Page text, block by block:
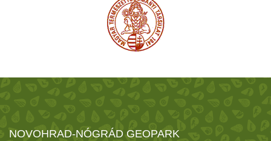
NOVOHRAD-NÓGRÁD GEOPARK